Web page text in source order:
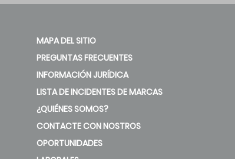
MAPA DEL SITIO
PREGUNTAS FRECUENTES
INFORMACIÓN JURÍDICA
LISTA DE INCIDENTES DE MARCAS
¿QUIÉNES SOMOS?
CONTACTE CON NOSTROS
OPORTUNIDADES